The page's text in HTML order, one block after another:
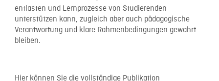
entlasten und Lernprozesse von Studierenden
unterstützen kann, zugleich aber auch pädagogische
Verantwortung und klare Rahmenbedingungen gewahrt
bleiben.
Hier können Sie die vollständige Publikation